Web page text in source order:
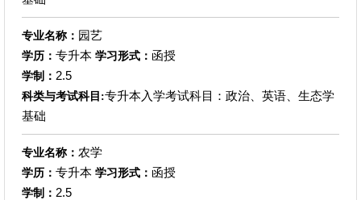
专业名称： 园艺
学历： 专升本 学习形式： 函授
学制： 2.5
科类与考试科目:专升本入学考试科目：政治、英语、生态学
基础
专业名称： 农学
学历： 专升本 学习形式： 函授
学制： 2.5